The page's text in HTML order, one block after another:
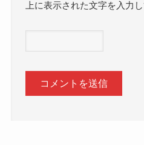
上に表示された文字を入力し